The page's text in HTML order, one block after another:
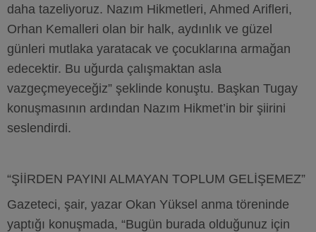
daha tazeliyoruz. Nazım Hikmetleri, Ahmed Arifleri,
Orhan Kemalleri olan bir halk, aydınlık ve güzel
günleri mutlaka yaratacak ve çocuklarına armağan
edecektir. Bu uğurda çalışmaktan asla
vazgeçmeyeceğiz” şeklinde konuştu. Başkan Tugay
konuşmasının ardından Nazım Hikmet’in bir şiirini
seslendirdi.
“ŞİİRDEN PAYINI ALMAYAN TOPLUM GELİŞEMEZ”
Gazeteci, şair, yazar Okan Yüksel anma töreninde
yaptığı konuşmada, “Bugün burada olduğunuz için